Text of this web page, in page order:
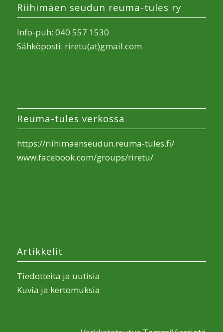
Riihimäen seudun reuma-tules ry
Info-puh: 040 557 1530
Sähköposti: riretu(at)gmail.com
Reuma-tules verkossa
https://riihimaenseudun.reuma-tules.fi/
www.facebook.com/groups/riretu/
Artikkelit
Tiedotteita ja uutisia
Kuvia ja kertomuksia